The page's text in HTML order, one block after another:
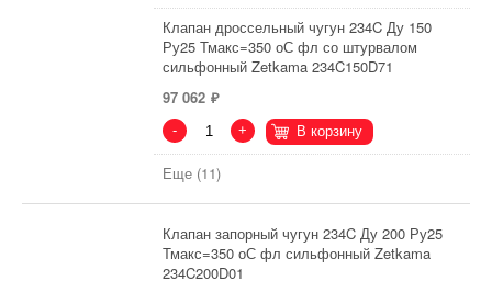
Клапан дроссельный чугун 234C Ду 150
Ру25 Тмакс=350 оС фл со штурвалом
сильфонный Zetkama 234C150D71
97 062
- + В корзину
Еще (11)
Клапан запорный чугун 234C Ду 200 Ру25
Тмакс=350 оС фл сильфонный Zetkama
234C200D01